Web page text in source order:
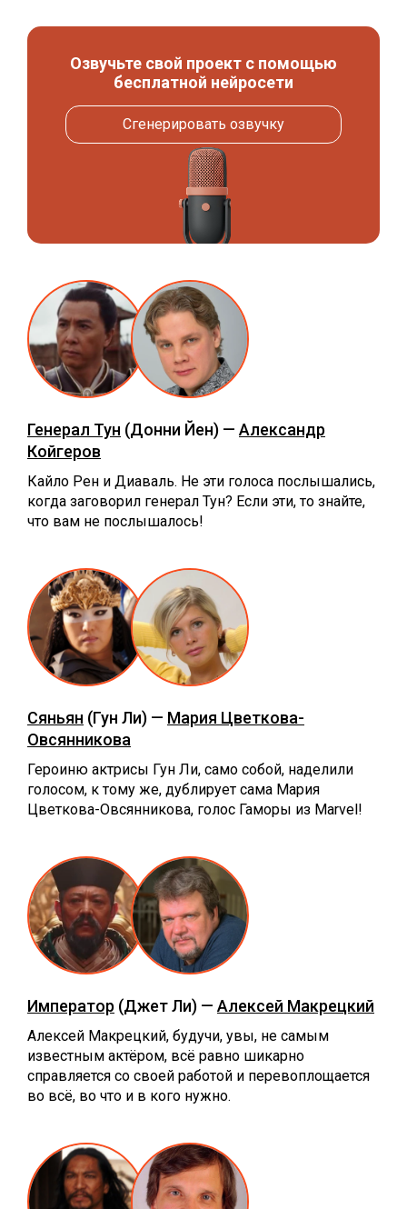
Озвучьте свой проект с помощью
бесплатной нейросети
Сгенерировать озвучку
Генерал Тун (Донни Йен) — Александр
Койгеров
Кайло Рен и Диаваль. Не эти голоса послышались,
когда заговорил генерал Тун? Если эти, то знайте,
что вам не послышалось!
Сяньян (Гун Ли) — Мария Цветкова-
Овсянникова
Героиню актрисы Гун Ли, само собой, наделили
голосом, к тому же, дублирует сама Мария
Цветкова-Овсянникова, голос Гаморы из Marvel!
Император (Джет Ли) — Алексей Макрецкий
Алексей Макрецкий, будучи, увы, не самым
известным актёром, всё равно шикарно
справляется со своей работой и перевоплощается
во всё, во что и в кого нужно.